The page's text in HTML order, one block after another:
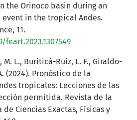
the Orinoco basin during an
in the tropical Andes.
11.
M. L., Buriticá-Ruíz, L. F., Giraldo-
(2024). Pronóstico de la
tropicales: Lecciones de las
permitida. Revista de la
Ciencias Exactas, Físicas y